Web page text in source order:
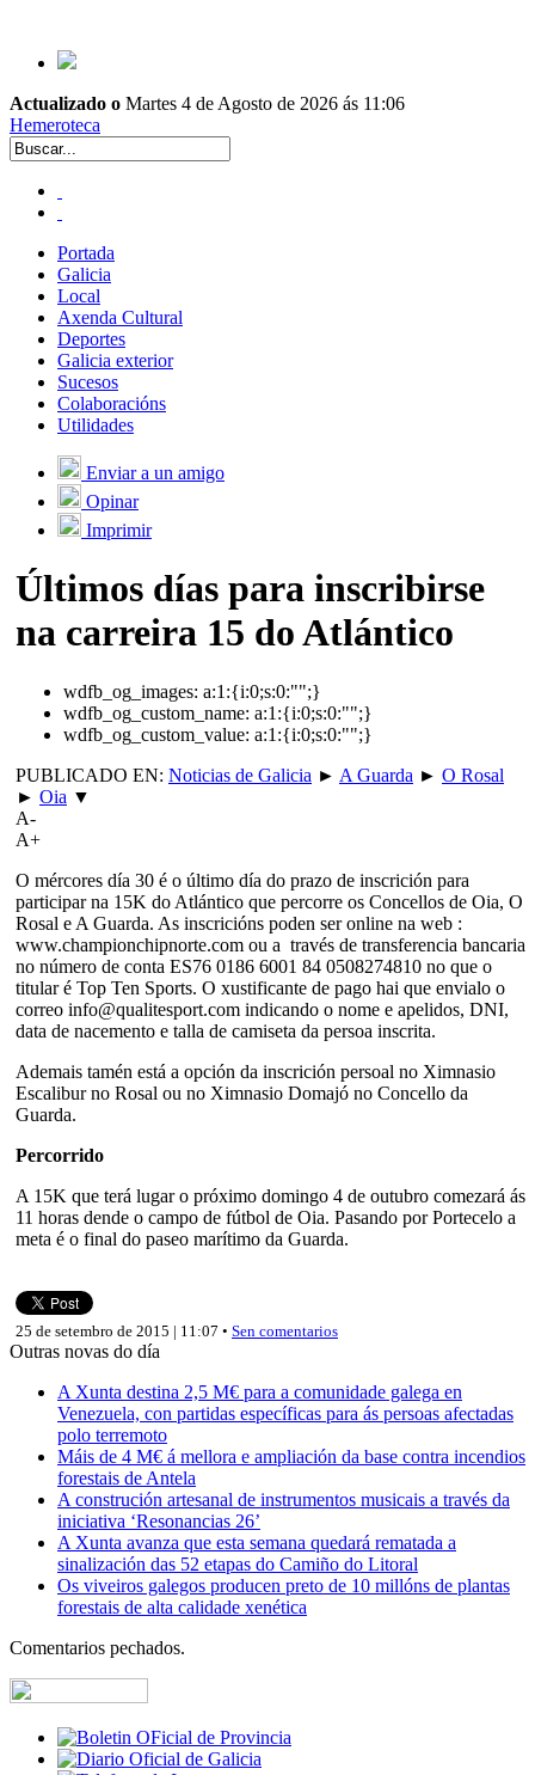
Actualizado o Martes 4 de Agosto de 2026 ás 11:06
Hemeroteca
Portada
Galicia
Local
Axenda Cultural
Deportes
Galicia exterior
Sucesos
Colaboracións
Utilidades
Enviar a un amigo
Opinar
Imprimir
Últimos días para inscribirse
na carreira 15 do Atlántico
wdfb_og_images: a:1:{i:0;s:0:"";}
wdfb_og_custom_name: a:1:{i:0;s:0:"";}
wdfb_og_custom_value: a:1:{i:0;s:0:"";}
PUBLICADO EN: Noticias de Galicia ► A Guarda ► O Rosal
► Oia ▼
A-
A+
O mércores día 30 é o último día do prazo de inscrición para
participar na 15K do Atlántico que percorre os Concellos de Oia, O
Rosal e A Guarda. As inscricións poden ser online na web :
www.championchipnorte.com ou a través de transferencia bancaria
no número de conta ES76 0186 6001 84 0508274810 no que o
titular é Top Ten Sports. O xustificante de pago hai que envialo o
correo info@qualitesport.com indicando o nome e apelidos, DNI,
data de nacemento e talla de camiseta da persoa inscrita.
Ademais tamén está a opción da inscrición persoal no Ximnasio
Escalibur no Rosal ou no Ximnasio Domajó no Concello da
Guarda.
Percorrido
A 15K que terá lugar o próximo domingo 4 de outubro comezará ás
11 horas dende o campo de fútbol de Oia. Pasando por Portecelo a
meta é o final do paseo marítimo da Guarda.
25 de setembro de 2015 | 11:07 • Sen comentarios
Outras novas do día
A Xunta destina 2,5 M€ para a comunidade galega en
Venezuela, con partidas específicas para ás persoas afectadas
polo terremoto
Máis de 4 M€ á mellora e ampliación da base contra incendios
forestais de Antela
A construción artesanal de instrumentos musicais a través da
iniciativa ‘Resonancias 26’
A Xunta avanza que esta semana quedará rematada a
sinalización das 52 etapas do Camiño do Litoral
Os viveiros galegos producen preto de 10 millóns de plantas
forestais de alta calidade xenética
Comentarios pechados.